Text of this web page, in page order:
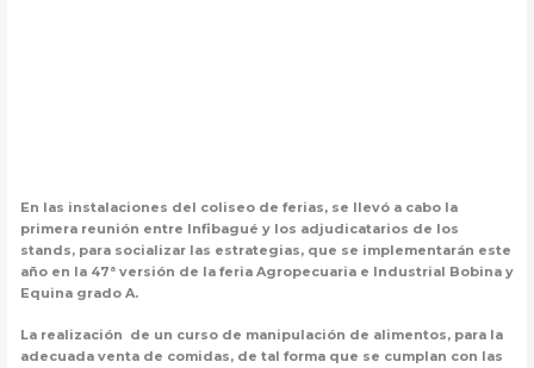
En las instalaciones del coliseo de ferias, se llevó a cabo la
primera reunión entre Infibagué y los adjudicatarios de los
stands, para socializar las estrategias, que se implementarán este
año en la 47ª versión de la feria Agropecuaria e Industrial Bobina y
Equina grado A.
La realización de un curso de manipulación de alimentos, para la
adecuada venta de comidas, de tal forma que se cumplan con las